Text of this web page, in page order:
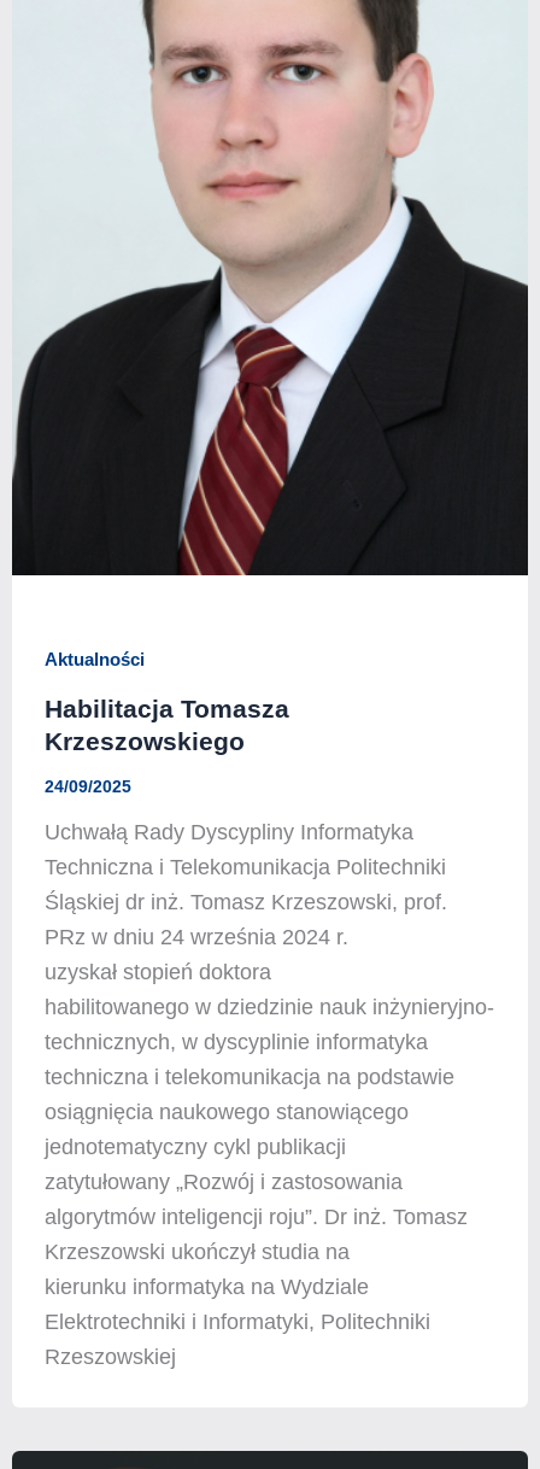
Aktualności
Habilitacja Tomasza
Krzeszowskiego
24/09/2025
Uchwałą Rady Dyscypliny Informatyka
Techniczna i Telekomunikacja Politechniki
Śląskiej dr inż. Tomasz Krzeszowski, prof.
PRz w dniu 24 września 2024 r.
uzyskał stopień doktora
habilitowanego w dziedzinie nauk inżynieryjno-
technicznych, w dyscyplinie informatyka
techniczna i telekomunikacja na podstawie
osiągnięcia naukowego stanowiącego
jednotematyczny cykl publikacji
zatytułowany „Rozwój i zastosowania
algorytmów inteligencji roju”. Dr inż. Tomasz
Krzeszowski ukończył studia na
kierunku informatyka na Wydziale
Elektrotechniki i Informatyki, Politechniki
Rzeszowskiej